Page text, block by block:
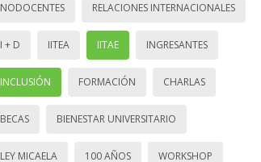
NODOCENTES RELACIONES INTERNACIONALES
I + D IITEA IITAE INGRESANTES
INCLUSIÓN FORMACIÓN CHARLAS
BECAS BIENESTAR UNIVERSITARIO
LEY MICAELA 100 AÑOS WORKSHOP